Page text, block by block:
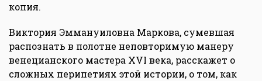
копия.
Виктория Эммануиловна Маркова, сумевшая
распознать в полотне неповторимую манеру
венецианского мастера XVI века, расскажет о
сложных перипетиях этой истории, о том, как